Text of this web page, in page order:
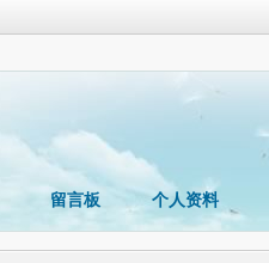
留言板 个人资料